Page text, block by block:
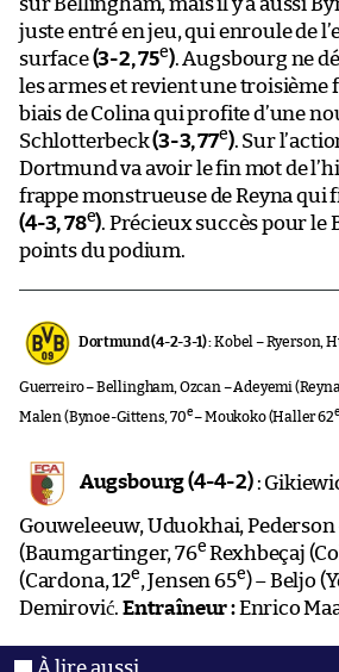
juste entré en jeu, qui enroule de
surface(3-2, 75e). Augsbourg ne
les armes et revient une troisième
biais de Colina qui profite d’une
Schlotterbeck(3-3, 77e). Sur
Dortmund va avoir le fin mot de
frappe monstrueuse de Reyna qui
(4-3, 78e). Précieux succès pour le
points du podium.
Dortmund (4-2-3-1) :Kobel – Ryerson,
Guerreiro – Bellingham, Ozcan – Adeyemi
Malen (Bynoe-Gittens, 70e– Moukoko (Haller 62e
Augsbourg (4-4-2) :
Gouweleeuw, Uduokhai, Pederson
(Baumgartinger, 76e Rexhbeçaj
(Cardona, 12e, Jensen 65e) – Beljo
Demirović.Entraîneur :Enrico